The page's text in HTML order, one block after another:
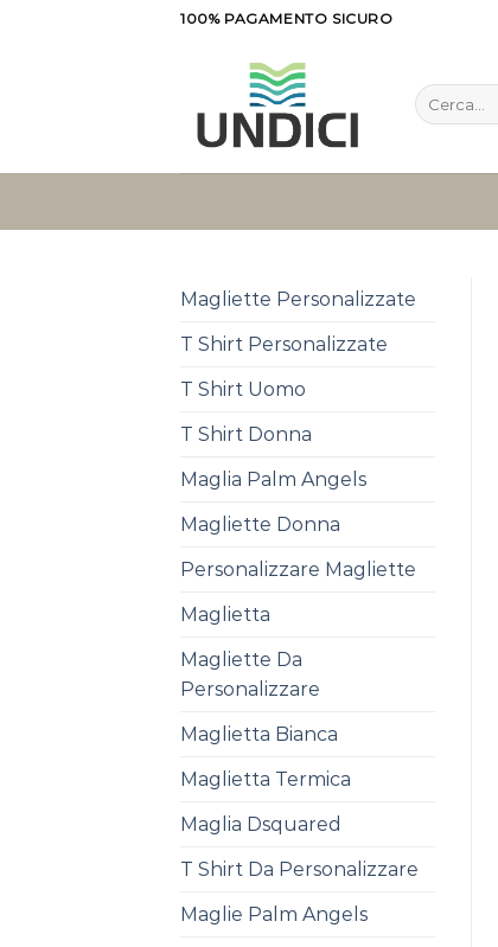
100% PAGAMENTO SICURO
Cerca:
Magliette Personalizzate
T Shirt Personalizzate
T Shirt Uomo
T Shirt Donna
Maglia Palm Angels
Magliette Donna
Personalizzare Magliette
Maglietta
Magliette Da
Personalizzare
Maglietta Bianca
Maglietta Termica
Maglia Dsquared
T Shirt Da Personalizzare
Maglie Palm Angels